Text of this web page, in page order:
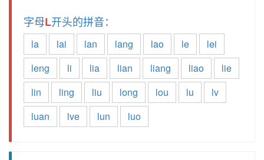
字母L开头的拼音：
la lai lan lang lao le
lei
leng
li lia lian liang liao
lie
lin
ling liu long lou lu
lv
luan
lve lun luo